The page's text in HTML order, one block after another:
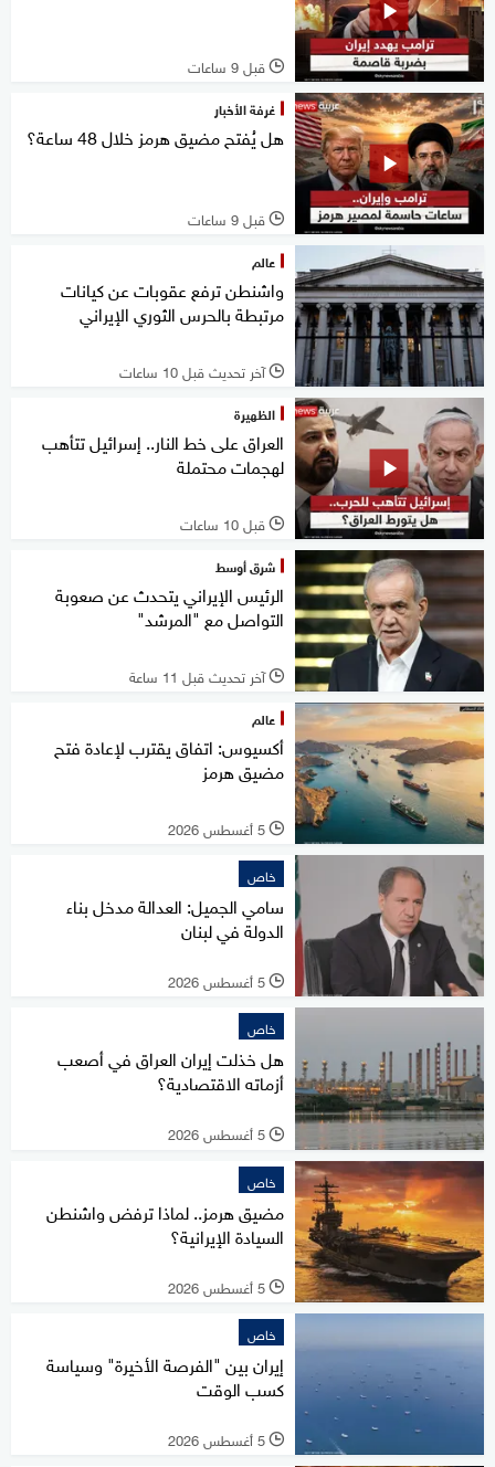
l قبل 9 ساعات
غرفة الأخبار
هل يُفتح مضيق هرمز خلال 48 ساعة؟
l قبل 9 ساعات
عالم
واشنطن ترفع عقوبات عن كيانات
مرتبطة بالحرس الثوري الإيراني
l آخر تحديث قبل 10 ساعات
الظهيرة
العراق على خط النار.. إسرائيل تتأهب
لهجمات محتملة
l قبل 10 ساعات
شرق أوسط
الرئيس الإيراني يتحدث عن صعوبة
التواصل مع "المرشد"
l آخر تحديث قبل 11 ساعة
عالم
أكسيوس: اتفاق يقترب لإعادة فتح
مضيق هرمز
l 5 أغسطس 2026
خاص
سامي الجميل: العدالة مدخل بناء
الدولة في لبنان
l 5 أغسطس 2026
خاص
هل خذلت إيران العراق في أصعب
أزماته الاقتصادية؟
l 5 أغسطس 2026
خاص
مضيق هرمز.. لماذا ترفض واشنطن
السيادة الإيرانية؟
l 5 أغسطس 2026
خاص
إيران بين "الفرصة الأخيرة" وسياسة
كسب الوقت
l 5 أغسطس 2026